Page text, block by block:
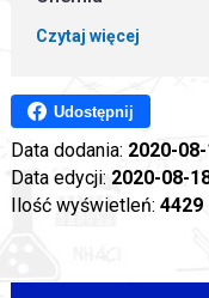
Czytaj więcej
Udostępnij
Data dodania: 2020-
Data edycji: 2020-08-
Ilość wyświetleń: 4429